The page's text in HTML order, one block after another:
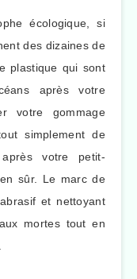
écologique, si
des dizaines de
plastique qui sont
après votre
votre gommage
simplement de
votre petit-
sûr. Le marc de
et nettoyant
mortes tout en